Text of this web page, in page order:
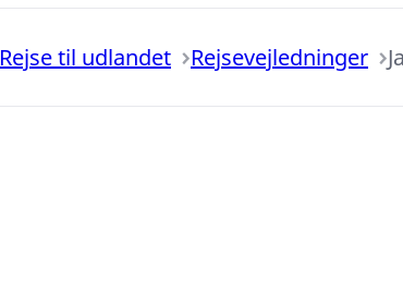
Rejse til udlandet Rejsevejledninger